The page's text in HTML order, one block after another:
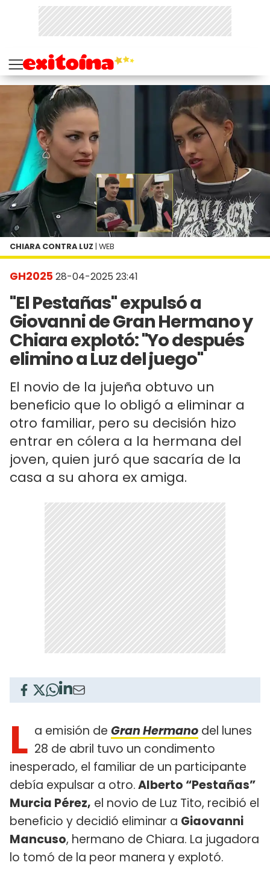
GH2025 28-04-2025 23:41
"El Pestañas" expulsó a
Giovanni de Gran Hermano y
Chiara explotó: "Yo después
elimino a Luz del juego"
El novio de la jujeña obtuvo un
beneficio que lo obligó a eliminar a
otro familiar, pero su decisión hizo
entrar en cólera a la hermana del
joven, quien juró que sacaría de la
casa a su ahora ex amiga.
CHIARA CONTRA LUZ | WEB
L a emisión de Gran Hermano del lunes
28 de abril tuvo un condimento
inesperado, el familiar de un participante
debía expulsar a otro.Alberto “Pestañas”
Murcia Pérez, el novio de Luz Tito, recibió el
beneficio y decidió eliminar a Giaovanni
Mancuso, hermano de Chiara. La jugadora
lo tomó de la peor manera y explotó.